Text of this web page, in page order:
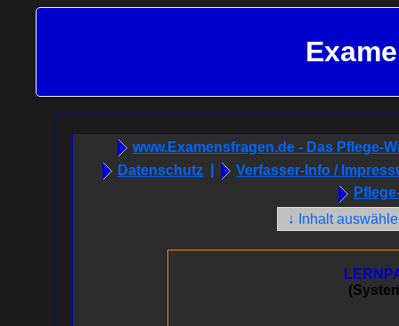
www.Examensfragen.de - Das Pflege-
Datenschutz
Verfasser-Info /